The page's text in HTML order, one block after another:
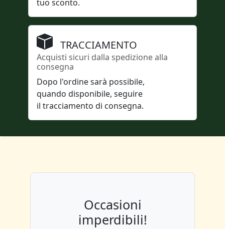
tuo sconto.
TRACCIAMENTO
Acquisti sicuri dalla spedizione alla
consegna
Dopo l'ordine sarà possibile,
quando disponibile, seguire
il tracciamento di consegna.
Occasioni
imperdibili!